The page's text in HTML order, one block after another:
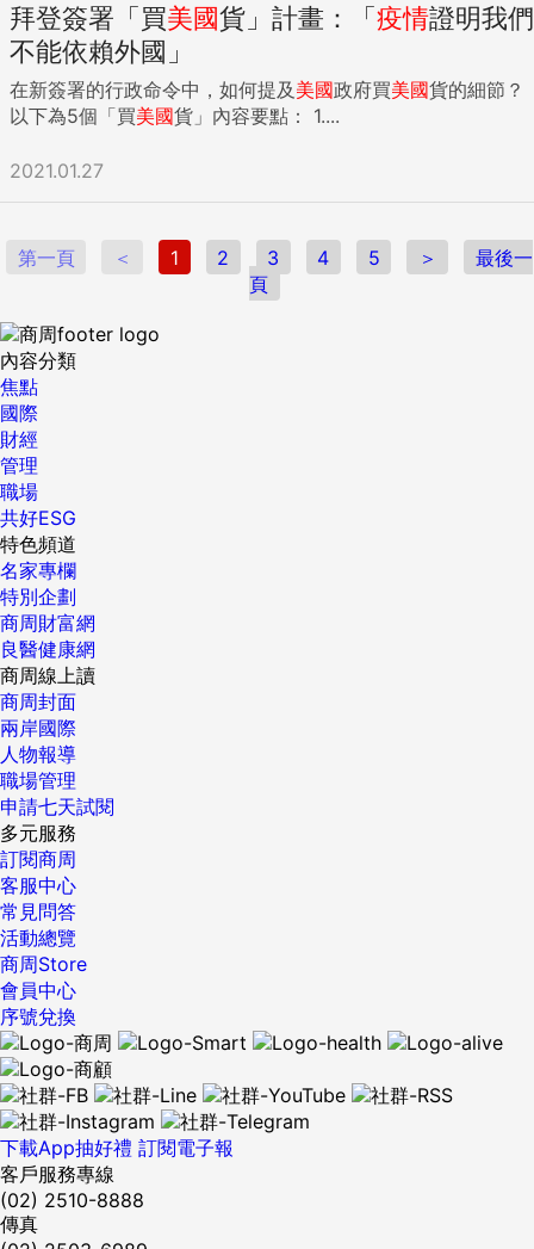
拜登簽署「買美國貨」計畫：「疫情證明我們
不能依賴外國」
在新簽署的行政命令中，如何提及 美國政府買美國貨的細節？
以下為5個「買美國 貨」內容要點： 1....
2021.01.27
第一頁 ＜ 1 2 3 4 5 ＞
最後一
頁
內容分類
焦點
國際
財經
管理
職場
共好ESG
特色頻道
名家專欄
特別企劃
商周財富網
良醫健康網
商周線上讀
商周封面
兩岸國際
人物報導
職場管理
申請七天試閱
多元服務
訂閱商周
客服中心
常見問答
活動總覽
商周Store
會員中心
序號兌換
下載App抽好禮 訂閱電子報
客戶服務專線
(02) 2510-8888
傳真